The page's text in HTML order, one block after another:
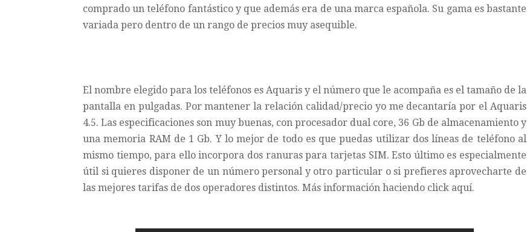
comprado un teléfono fantástico y que además era de una marca española. Su gama es bastante
variada pero dentro de un rango de precios muy asequible.
El nombre elegido para los teléfonos es Aquaris y el número que le acompaña es el tamaño de la
pantalla en pulgadas. Por mantener la relación calidad/precio yo me decantaría por el Aquaris
4.5. Las especificaciones son muy buenas, con procesador dual core, 36 Gb de almacenamiento y
una memoria RAM de 1 Gb. Y lo mejor de todo es que puedas utilizar dos líneas de teléfono al
mismo tiempo, para ello incorpora dos ranuras para tarjetas SIM. Esto último es especialmente
útil si quieres disponer de un número personal y otro particular o si prefieres aprovecharte de
las mejores tarifas de dos operadores distintos. Más información haciendo click aquí.